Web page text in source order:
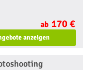
ab 170 €
anzeigen